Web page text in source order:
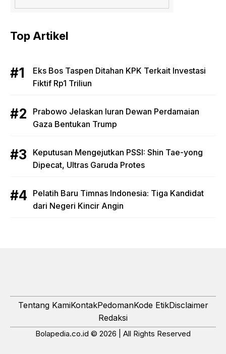
Top Artikel
Eks Bos Taspen Ditahan KPK Terkait Investasi
Fiktif Rp1 Triliun
Prabowo Jelaskan Iuran Dewan Perdamaian
Gaza Bentukan Trump
Keputusan Mengejutkan PSSI: Shin Tae-yong
Dipecat, Ultras Garuda Protes
Pelatih Baru Timnas Indonesia: Tiga Kandidat
dari Negeri Kincir Angin
Tentang KamiKontakPedomanKode EtikDisclaimer
Redaksi
Bolapedia.co.id © 2026 | All Rights Reserved